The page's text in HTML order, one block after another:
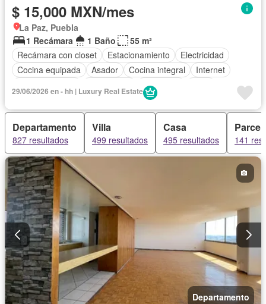
$ 15,000 MXN/mes
La Paz, Puebla
1 Recámara
1 Baño
55 m²
Recámara con closet
Estacionamiento
Electricidad
Cocina equipada
Asador Cocina integral
Internet
Seguridad
29/06/2026 en - hh | Luxury Real Estate
Departamento
827 resultados
Villa
499 resultados
Casa
495 resultados 141
Departamento